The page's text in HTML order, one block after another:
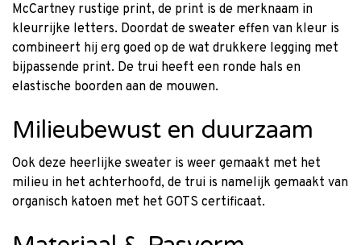
McCartney rustige print, de print is de merknaam in
kleurrijke letters. Doordat de sweater effen van kleur is
combineert hij erg goed op de wat drukkere legging met
bijpassende print. De trui heeft een ronde hals en
elastische boorden aan de mouwen.
Milieubewust en duurzaam
Ook deze heerlijke sweater is weer gemaakt met het
milieu in het achterhoofd, de trui is namelijk gemaakt van
organisch katoen met het GOTS certificaat.